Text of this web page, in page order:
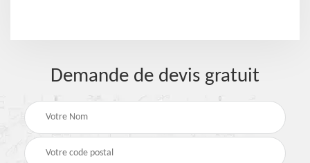
Demande de devis gratuit